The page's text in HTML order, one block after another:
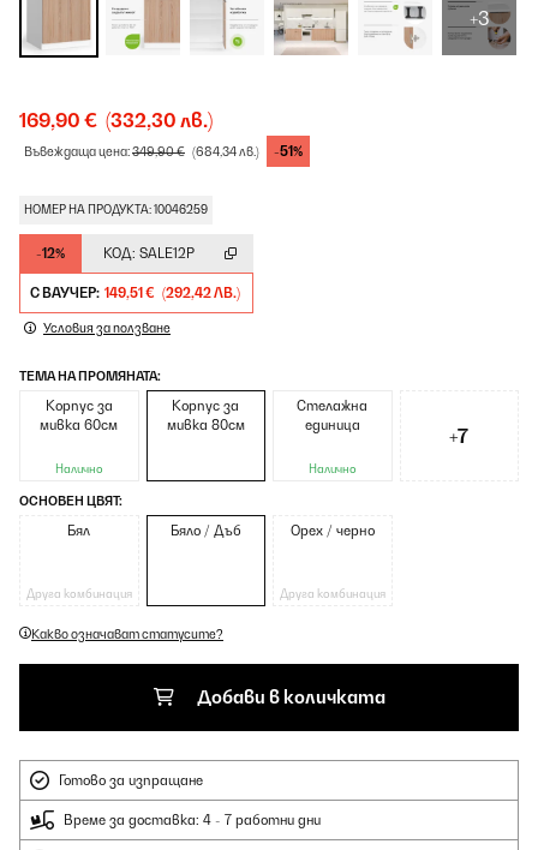
+3
169,90 € (332,30 лв.)
Въвеждаща цена:349,90 € (684,34 лв.) -51%
НОМЕР НА ПРОДУКТА: 10046259
-12% КОД: SALE12P
С ВАУЧЕР: 149,51 € (292,42 ЛВ.)
Условия за ползване
ТЕМА НА ПРОМЯНАТА:
Корпус за
мивка 60см
Налично
Корпус за
мивка 80см
Стелажна
единица
Налично
+7
ОСНОВЕН ЦВЯТ:
Бял
Друга комбинация
Бяло / Дъб Орех / черно
Друга комбинация
Какво означават статусите?
Добави в количката
Готово за изпращане
Време за доставка: 4 - 7 работни дни